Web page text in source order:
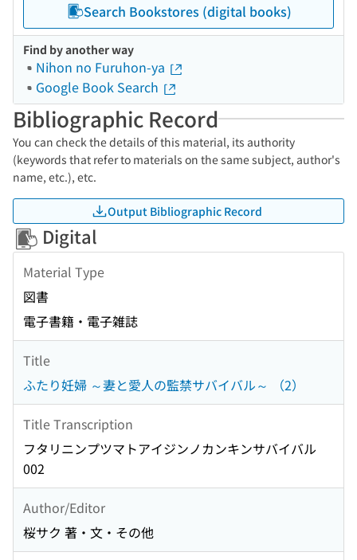
Search Bookstores (digital books)
Find by another way
Nihon no Furuhon-ya
Google Book Search
Bibliographic Record
You can check the details of this material, its authority
(keywords that refer to materials on the same subject, author's
name, etc.), etc.
Output Bibliographic Record
Digital
Material Type
図書
電子書籍・電子雑誌
Title
ふたり妊婦 ～妻と愛人の監禁サバイバル～ （2）
Title Transcription
フタリニンプツマトアイジンノカンキンサバイバル
002
Author/Editor
桜サク 著・文・その他